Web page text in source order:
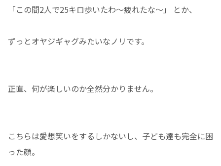
「この間2人で25キロ歩いたわ〜疲れたな〜」 とか、
ずっとオヤジギャグみたいなノリです。
正直、何が楽しいのか全然分かりません。
こちらは愛想笑いをするしかないし、子ども達も完全に困
った顔。